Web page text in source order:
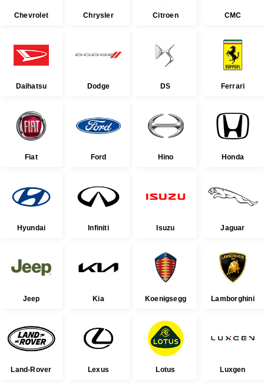
Chevrolet Chrysler Citroen CMC
Daihatsu Dodge DS Ferrari
Fiat Ford Hino Honda
Hyundai Infiniti Isuzu Jaguar
Jeep Kia Koenigsegg Lamborghini
Land-Rover Lexus Lotus Luxgen